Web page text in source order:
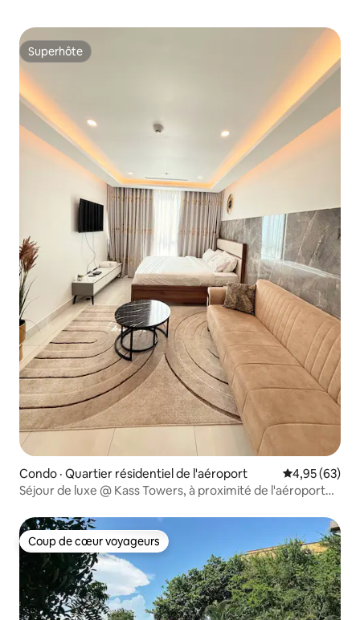
Superhôte
Superhôte
Condo · Quartier résidentiel de l'aéroport Note
4,95 (63)
Séjour de luxe @ Kass Towers, à proximité de l'aéroport
Coup de cœur voyageurs
Coup de cœur voyageurs